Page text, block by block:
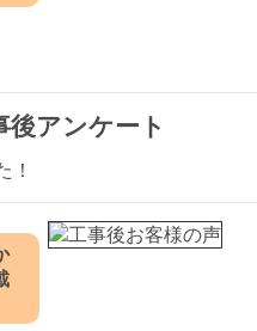
後アンケート
！